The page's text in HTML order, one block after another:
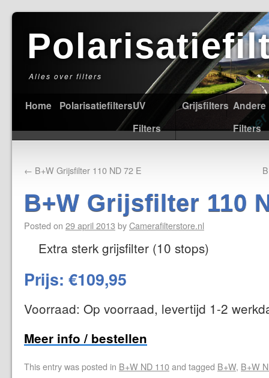
Alles over filters
Home PolarisatiefiltersUV
Filters
Grijsfilters Andere
Filters
← B+W Grijsfilter 110 ND 72 E
B+W Grijsfilter 110
Posted on 29 april 2013 byCamerafilterstore.nl
Extra sterk grijsfilter (10 stops)
Prijs: €109,95
Voorraad: Op voorraad, levertijd 1-2
Meer info / bestellen
This entry was posted in B+W ND 110and tagged B+W, B+W